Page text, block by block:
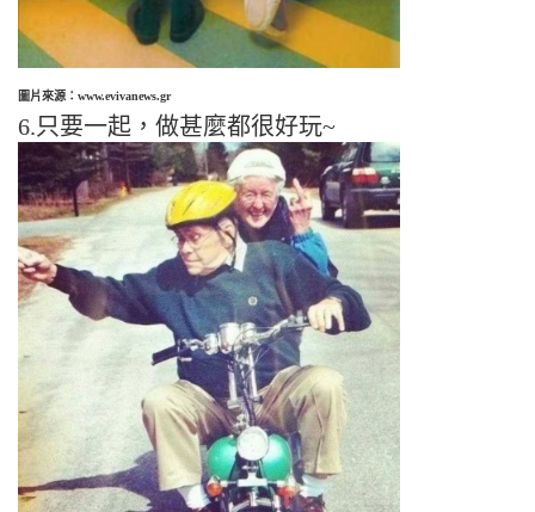
圖片來源：www.evivanews.gr
6.只要一起，做甚麼都很好玩~